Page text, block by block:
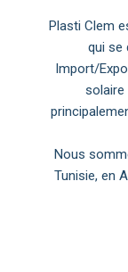
Plasti Clem
qui se
Import/
Nous
Tunisie, en